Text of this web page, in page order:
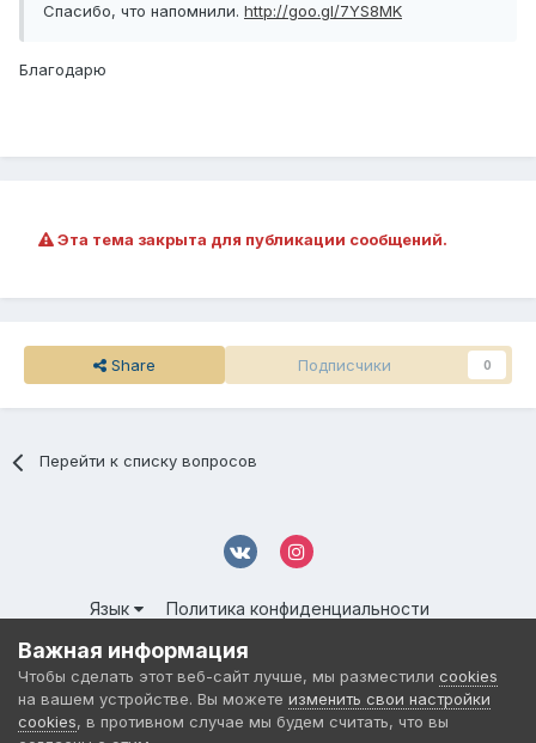
Спасибо, что напомнили. http://goo.gl/7YS8MK
Благодарю
Эта тема закрыта для публикации сообщений.
Share Подписчики 0
Перейти к списку вопросов
Язык
Политика конфиденциальности
© 2016-2026 DMS NETWORK | All Rights Reserved.
Powered by Invision Community
Важная информация
Чтобы сделать этот веб-сайт лучше, мы разместили cookies
на вашем устройстве. Вы можете изменить свои настройки
cookies, в противном случае мы будем считать, что вы